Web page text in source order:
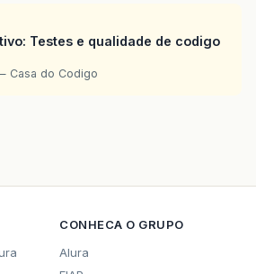
Testes e qualidade de codigo
Casa do Codigo
CONHECA O GRUPO
Alura